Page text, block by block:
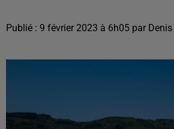
Publié : 9 février 2023 à 6h05 par